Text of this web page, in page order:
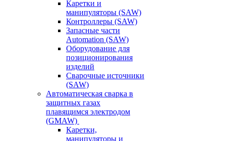
Каретки и
манипуляторы (SAW)
Контроллеры (SAW)
Запасные части
Automation (SAW)
Оборудование для
позиционирования
изделий
Сварочные источники
(SAW)
Автоматическая сварка в
защитных газах
плавящимся электродом
(GMAW)
Каретки,
манипуляторы и